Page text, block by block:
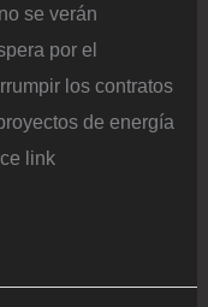
se verán
por el
los contratos
de energía
link